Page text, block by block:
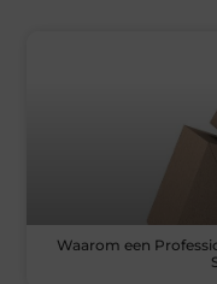
Waarom een